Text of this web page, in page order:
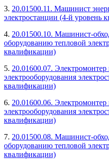
3. 20.01500.11. Машинист
электростанции (4-й уровень
4. 20.01500.10. Машинист-
оборудованию тепловой
квалификации)
5. 20.01600.07.
электрооборудования
квалификации)
6. 20.01600.06.
электрооборудования
квалификации)
7. 20.01500.08. Машинист-
оборудованию тепловой
квалификации)